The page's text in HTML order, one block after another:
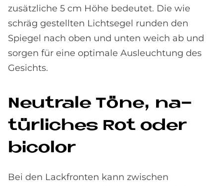
zusätzliche 5 cm Höhe bedeutet. Die wie
schräg gestellten Lichtsegel runden den
Spiegel nach oben und unten weich ab und
sorgen für eine optimale Ausleuchtung des
Gesichts.
Neu­tra­le Töne, na­
tür­li­ches Rot oder
bico­lor
Bei den Lackfronten kann zwischen